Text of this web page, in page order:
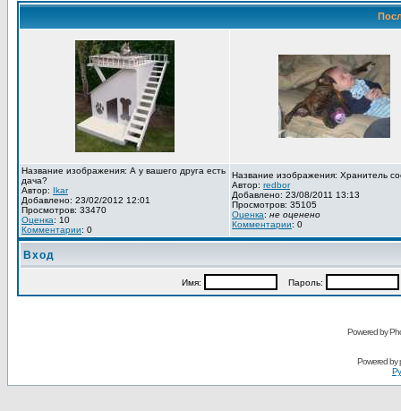
Название изображения: А у вашего друга есть
дача?
Автор: Ikar
Добавлено: 23/02/2012 12:01
Просмотров: 33470
Оценка: 10
Комментарии: 0
Название изображения: Хранитель
Автор: redbor
Добавлено: 23/08/2011 13:13
Просмотров: 35105
Оценка: не оценено
Комментарии: 0
Вход
Имя: Пароль:
Powered by
Powered by